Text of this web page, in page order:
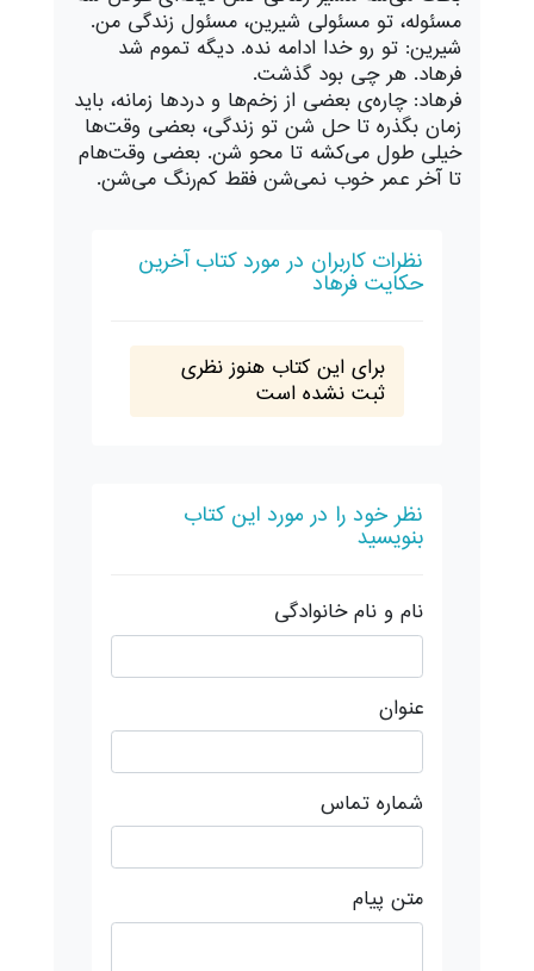
مسئوله، تو مسئولی شیرین، مسئول زندگی من.
شیرین: تو رو خدا ادامه نده. دیگه تموم شد
فرهاد. هر چی بود گذشت.
فرهاد: چاره‌ی بعضی از زخم‌ها و دردها زمانه، باید
زمان بگذره تا حل شن تو زندگی، بعضی وقت‌ها
خیلی طول می‌کشه تا محو شن. بعضی وقت‌هام
تا آخر عمر خوب نمی‌شن فقط کم‌رنگ می‌شن.
نظرات کاربران در مورد کتاب آخرین
حکایت فرهاد
برای این کتاب هنوز نظری
ثبت نشده است
نظر خود را در مورد این کتاب
بنویسید
نام و نام خانوادگی
عنوان
شماره تماس
متن پیام